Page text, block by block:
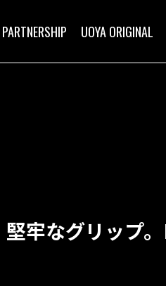
PARTNERSHIP UOYA ORIGINAL
堅牢なグリップ